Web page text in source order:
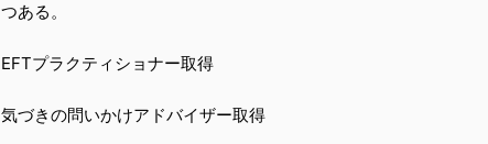
つある。
EFTプラクティショナー取得
気づきの問いかけアドバイザー取得